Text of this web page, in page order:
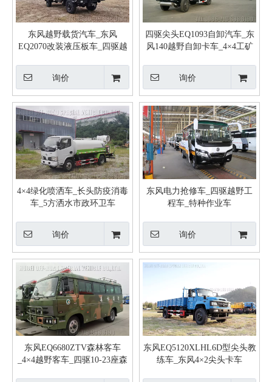
东风越野载货汽车_东风
EQ2070改装液压板车_四驱越
询价
四驱尖头EQ1093自卸汽车_东
风140越野自卸卡车_4×4工矿
询价
4×4绿化喷洒车_长头防疫消毒
车_5方洒水市政环卫车
询价
东风电力抢修车_四驱越野工
程车_特种作业车
询价
东风EQ6680ZTV森林客车
_4×4越野客车_四驱10-23座森
东风EQ5120XLHL6D型尖头教
练车_东风4×2尖头卡车